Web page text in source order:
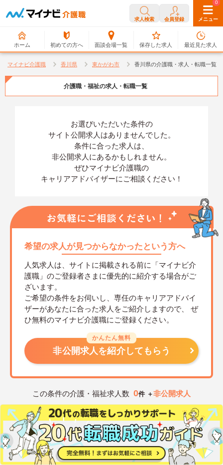
求人検索 会員登録 メニュー
ホーム 初めての方へ 面談会場一覧
0
保存した求人
0
最近見た求人
マイナビ介護職 香川県 東かがわ市 香川県の介護職・求人・転職一覧
介護職・福祉の求人・転職一覧
お選びいただいた条件の
サイト公開求人はありませんでした。
条件に合った求人は、
非公開求人にあるかもしれません。
ぜひマイナビ介護職の
キャリアアドバイザーにご相談ください！
希望の求人が見つからなかったという方へ
人気求人は、サイトに掲載される前に「マイナビ介
護職」のご登録者さまに優先的に紹介する場合がご
ざいます。
ご希望の条件をお伺いし、専任のキャリアアドバイ
ザーがあなたに合った求人をご紹介しますので、
ぜ
ひ無料のマイナビ介護職にご登録ください。
かんたん無料
非公開求人を紹介してもらう
この条件の介護・福祉求人数 0件 ＋非公開求人